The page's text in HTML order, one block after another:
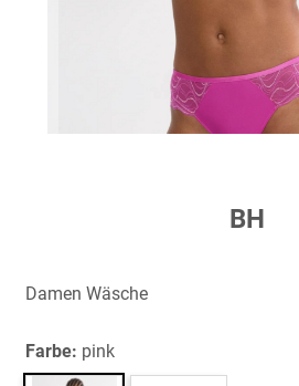
springen
BH
Damen Wäsche
Farbe: pink